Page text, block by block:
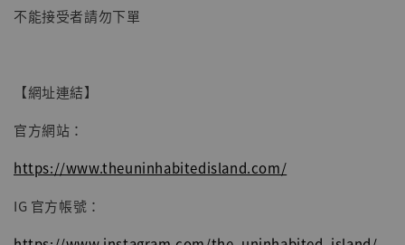
不能接受者請勿下單
【網址連結】
官方網站：
https://www.theuninhabitedisland.com/
IG 官方帳號：